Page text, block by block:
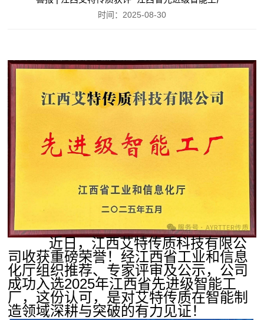
时间：2025-08-30
近日，江西艾特传质科技有限公
司收获重磅荣誉！经江西省工业和信息
化厅组织推荐、专家评审及公示，公司
成功入选2025年江西省先进级智能工
厂，这份认可，是对艾特传质在智能制
造领域深耕与突破的有力见证！